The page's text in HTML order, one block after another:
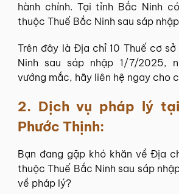
hành chính. Tại tỉnh Bắc Ninh
thuộc Thuế Bắc Ninh sau sáp
Trên đây là Địa chỉ 10 Thuế cơ
Ninh sau sáp nhập 1/7/2025,
vướng mắc, hãy liên hệ ngay cho
2. Dịch vụ pháp lý tại
Phước Thịnh:
Bạn đang gặp khó khăn về Địa
thuộc Thuế Bắc Ninh sau sáp
về pháp lý?